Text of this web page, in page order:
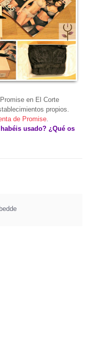
en El Corte
propios.
de Promise.
usado? ¿Qué os